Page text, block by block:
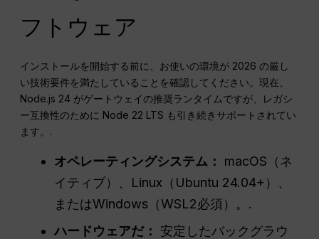
フトウェア
インストールを開始する前に、お使いの環境が 2026 の厳し
い技術要件を満たしていることを確認してください。現在、
Node.js 24 がゲートウェイの推奨ランタイムですが、レガシ
ー互換性のために Node 22 LTS も引き続きサポートされてい
ます。.
オペレーティングシステム：
macOS（ネ
イティブ）、Linux（Ubuntu 24.04+）、
またはWindows（WSL2必須）。.
ハードウェアだ：
安定したバックグラウ